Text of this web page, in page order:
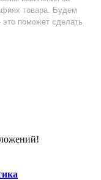
товара. Будем
поможет сделать